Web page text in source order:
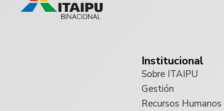
Institucional
Sobre ITAIPU
Gestión
Recursos Humanos